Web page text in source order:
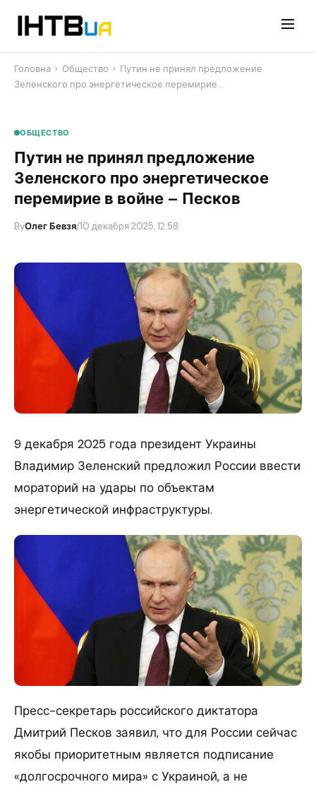
Головна › Общество › Путин не принял предложение
Зеленского про энергетическое перемирие…
ОБЩЕСТВО
Путин не принял предложение
Зеленского про энергетическое
перемирие в войне – Песков
ByОлег Бевзя/10 декабря 2025, 12:58
9 декабря 2025 года президент Украины
Владимир Зеленский предложил России ввести
мораторий на удары по объектам
энергетической инфраструктуры.
Пресс-секретарь российского диктатора
Дмитрий Песков заявил, что для России сейчас
якобы приоритетным является подписание
«долгосрочного мира» с Украиной, а не